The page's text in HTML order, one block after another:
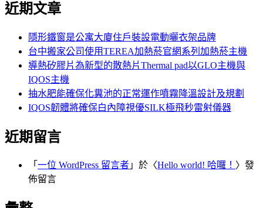
近期文章
隱形鐵窗是公寓大廈住戶裝設電動曬衣架品牌
台中搬家公司使用TEREA加熱菸官網系列加熱菸主機
導熱矽膠片為新型的散熱片Thermal pad以GLO主機與
IQOS主機
抽水肥能確保化糞池的正常運作噴霧降溫設計及規劃
IQOS韌體將確保白內障視優SILK極飛秒雷射儀器
近期留言
「 一位 WordPress 留言者 」於〈Hello world! 哈囉！ 〉發
佈留言